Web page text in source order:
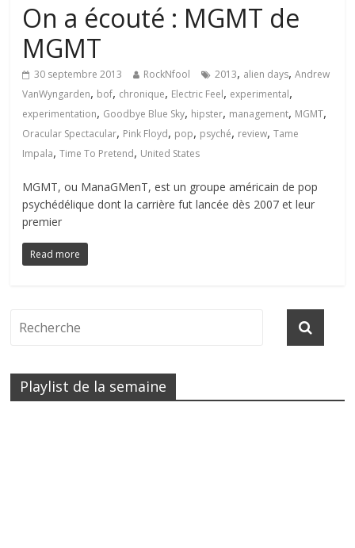
On a écouté : MGMT de
MGMT
30 septembre 2013 RockNfool 2013, alien days,Andrew
VanWyngarden, bof, chronique, Electric Feel, experimental,
experimentation, Goodbye Blue Sky, hipster, management, MGMT,
Oracular Spectacular, Pink Floyd, pop, psyché, review,Tame
Impala,Time To Pretend, United States
MGMT, ou ManaGMenT, est un groupe américain de pop
psychédélique dont la carrière fut lancée dès 2007 et leur
premier
Read more
Playlist de la semaine